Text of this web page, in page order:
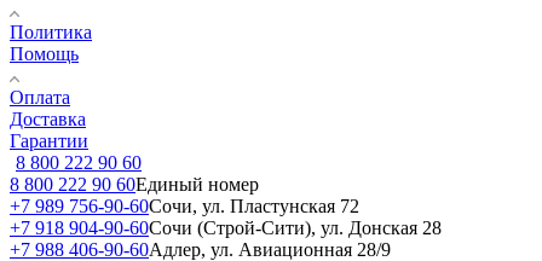
Политика
Помощь
Оплата
Доставка
Гарантии
8 800 222 90 60
8 800 222 90 60Единый номер
+7 989 756-90-60Сочи, ул. Пластунская 72
+7 918 904-90-60Сочи (Строй-Сити), ул. Донская 28
+7 988 406-90-60Адлер, ул. Авиационная 28/9